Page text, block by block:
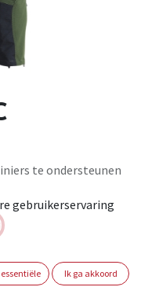
te ondersteunen
haak, elastiek en
.
gebruikerservaring
Ik ga akkoord